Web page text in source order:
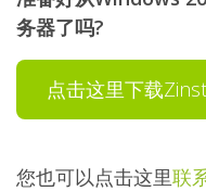
务器了吗?
点击这里下载
您也可以点击这里联